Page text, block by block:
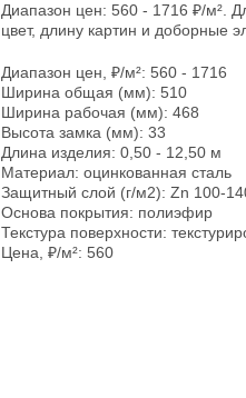
Диапазон цен: 560 - 1716 ₽/м².
цвет, длину картин и доборные
Диапазон цен, ₽/м²: 560 - 1716
Ширина общая (мм): 510
Ширина рабочая (мм): 468
Высота замка (мм): 33
Длина изделия: 0,50 - 12,50 м
Материал: оцинкованная сталь
Защитный слой (г/м2): Zn 100-
Основа покрытия: полиэфир
Текстура поверхности:
Цена, ₽/м²: 560